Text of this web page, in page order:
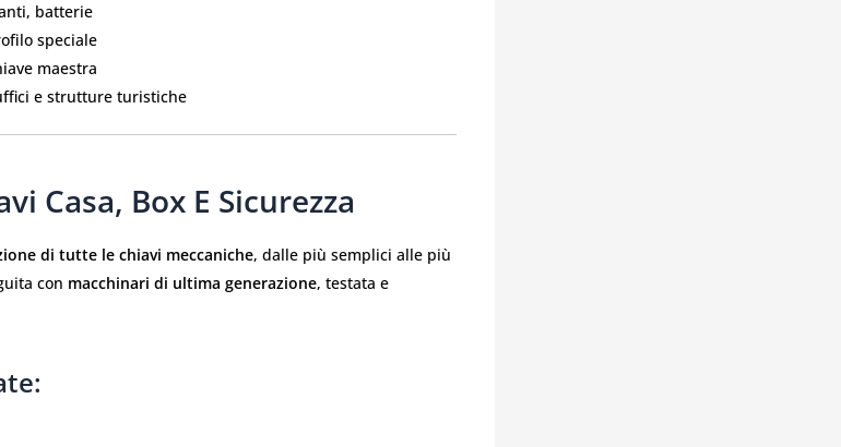
batterie
speciale
maestra
e strutture turistiche
Casa, Box E Sicurezza
di tutte le chiavi meccaniche, dalle più semplici alle più
con macchinari di ultima generazione, testata e